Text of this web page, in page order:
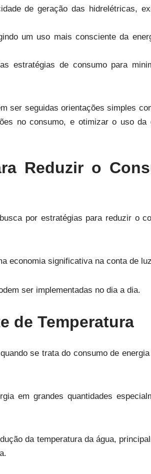
de geração das hidrelétricas,
um uso mais consciente da
estratégias de consumo para
ser seguidas orientações simples
no consumo, e otimizar o uso da
Reduzir o
por estratégias para reduzir o
economia significativa na conta de
ser implementadas no dia a dia.
de Temperatura
se trata do consumo de
em grandes quantidades
da temperatura da água,